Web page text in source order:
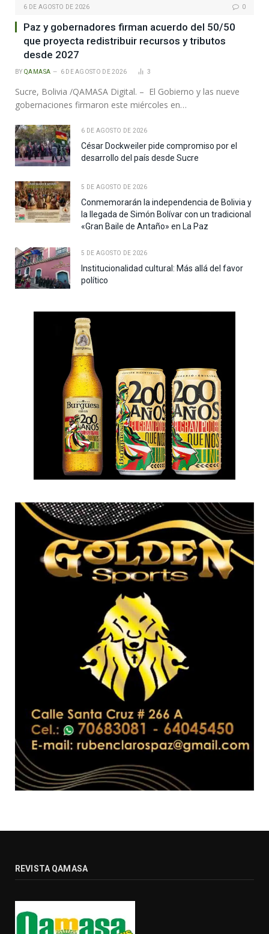
6 DE AGOSTO DE 2026 0
Paz y gobernadores firman acuerdo del 50/50
que proyecta redistribuir recursos y tributos
desde 2027
BY QAMASA 6 DE AGOSTO DE 2026 3
Sucre, Bolivia /QAMASA Digital. – El Gobierno y las nueve
gobernaciones firmaron este miércoles en…
6 DE AGOSTO DE 2026
César Dockweiler pide compromiso por el
desarrollo del país desde Sucre
5 DE AGOSTO DE 2026
Conmemorarán la independencia de Bolivia y
la llegada de Simón Bolívar con un tradicional
«Gran Baile de Antaño» en La Paz
5 DE AGOSTO DE 2026
Institucionalidad cultural: Más allá del favor
político
REVISTA QAMASA